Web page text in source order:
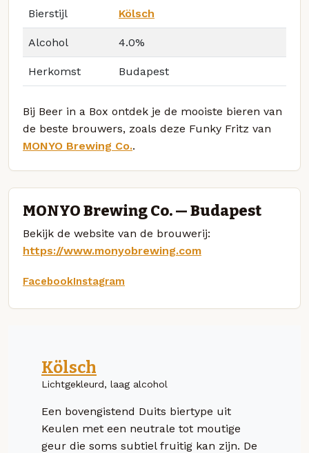
Bierstijl Kölsch
Alcohol 4.0%
Herkomst Budapest
Bij Beer in a Box ontdek je de mooiste bieren van
de beste brouwers, zoals deze Funky Fritz van
MONYO Brewing Co..
MONYO Brewing Co. — Budapest
Bekijk de website van de brouwerij:
https://www.monyobrewing.com
FacebookInstagram
Kölsch
Lichtgekleurd, laag alcohol
Een bovengistend Duits biertype uit
Keulen met een neutrale tot moutige
geur die soms subtiel fruitig kan zijn. De